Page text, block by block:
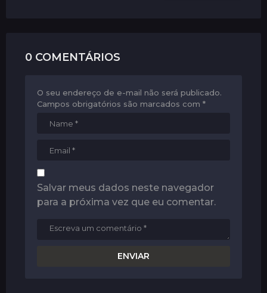
0 COMENTÁRIOS
O seu endereço de e-mail não será publicado.
Campos obrigatórios são marcados com *
Salvar meus dados neste navegador
para a próxima vez que eu comentar.